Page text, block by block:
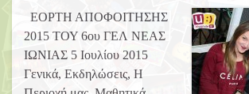
ΕΟΡΤΗ ΑΠΟΦΟΙΤΗΣΗΣ
2015 ΤΟΥ 6ου ΓΕΛ ΝΕΑΣ
ΙΩΝΙΑΣ 5 Ιουλίου 2015
Γενικά, Εκδηλώσεις, Η